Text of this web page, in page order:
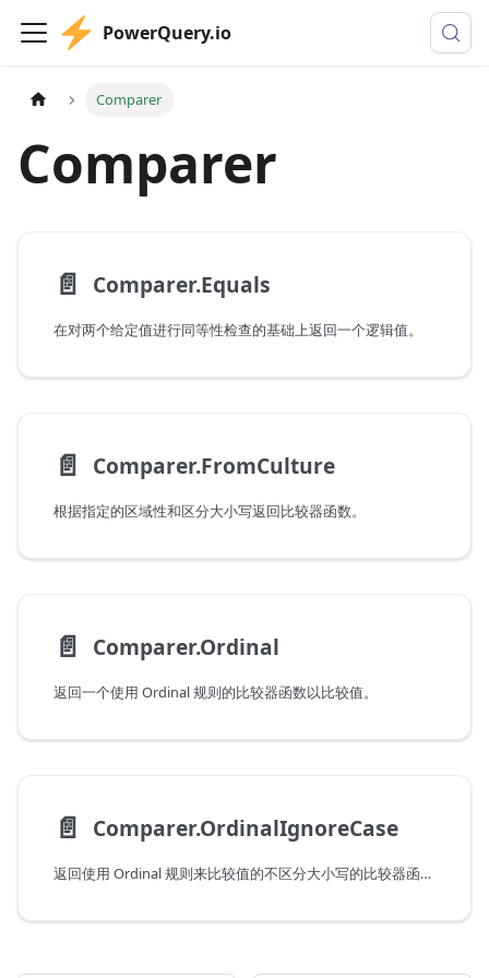
PowerQuery.io
Comparer
Comparer
📄️ Comparer.Equals
在对两个给定值进行同等性检查的基础上返回一个逻辑值。
📄️ Comparer.FromCulture
根据指定的区域性和区分大小写返回比较器函数。
📄️ Comparer.Ordinal
返回一个使用 Ordinal 规则的比较器函数以比较值。
📄️ Comparer.OrdinalIgnoreCase
返回使用 Ordinal 规则来比较值的不区分大小写的比较器函数。